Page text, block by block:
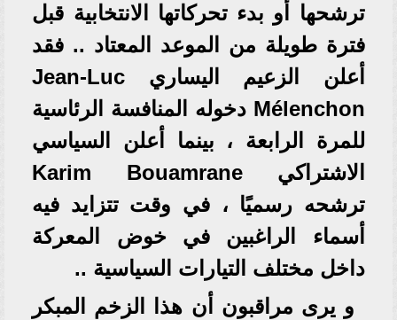
ترشحها أو بدء تحركاتها الانتخابية قبل
فترة طويلة من الموعد المعتاد .. فقد
أعلن الزعيم اليساري Jean-Luc
Mélenchon دخوله المنافسة الرئاسية
للمرة الرابعة ، بينما أعلن السياسي
الاشتراكي Karim Bouamrane
ترشحه رسميًا ، في وقت تتزايد فيه
أسماء الراغبين في خوض المعركة
داخل مختلف التيارات السياسية ..⁠
و يرى مراقبون أن هذا الزخم المبكر